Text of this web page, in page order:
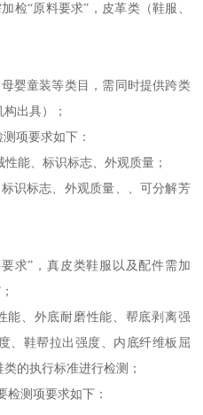
检“原料要求”，皮革类（鞋服、
婴童装等类目，需同时提供跨类
出具）；
项要求如下：
能、标识标志、外观质量；
识标志、外观质量、、可分解芳
求”，真皮类鞋服以及配件需加
能、外底耐磨性能、帮底剥离强
、鞋帮拉出强度、内底纤维板屈
的执行标准进行检测；
测项要求如下：